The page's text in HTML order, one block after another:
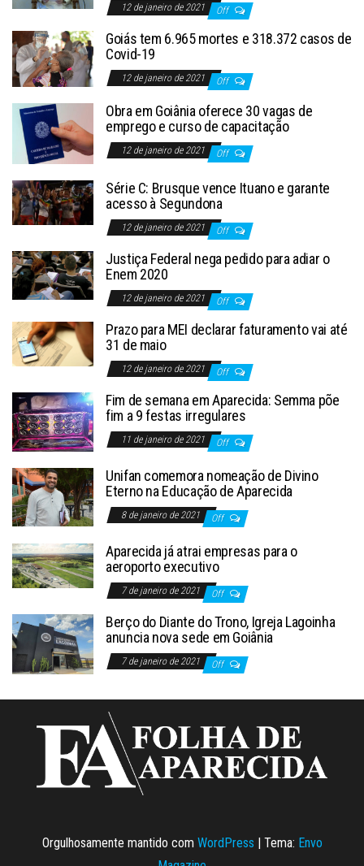
12 de janeiro de 2021 Off
Goiás tem 6.965 mortes e 318.372 casos de
Covid-19
12 de janeiro de 2021 Off
Obra em Goiânia oferece 30 vagas de
emprego e curso de capacitação
12 de janeiro de 2021 Off
Série C: Brusque vence Ituano e garante
acesso à Segundona
12 de janeiro de 2021 Off
Justiça Federal nega pedido para adiar o
Enem 2020
12 de janeiro de 2021 Off
Prazo para MEI declarar faturamento vai até
31 de maio
12 de janeiro de 2021 Off
Fim de semana em Aparecida: Semma põe
fim a 9 festas irregulares
11 de janeiro de 2021 Off
Unifan comemora nomeação de Divino
Eterno na Educação de Aparecida
8 de janeiro de 2021 Off
Aparecida já atrai empresas para o
aeroporto executivo
7 de janeiro de 2021 Off
Berço do Diante do Trono, Igreja Lagoinha
anuncia nova sede em Goiânia
7 de janeiro de 2021 Off
Orgulhosamente mantido com WordPress | Tema: Envo